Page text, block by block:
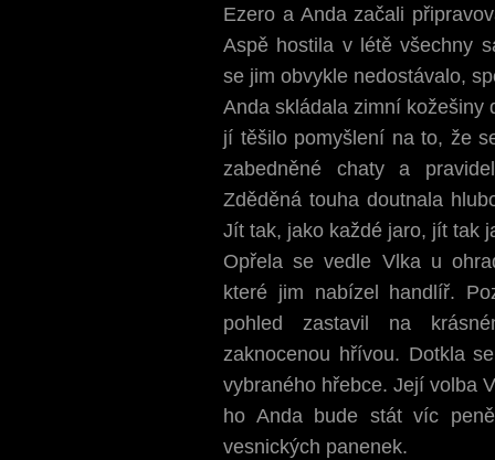
Ezero a Anda začali
Aspě hostila v létě všechny
se jim obvykle nedostávalo,
Anda skládala zimní kožešiny
jí těšilo pomyšlení na to, že
zabedněné chaty a
Zděděná touha doutnala
Jít tak, jako každé jaro, jít tak
Opřela se vedle Vlka u
které jim nabízel handlíř.
pohled zastavil na
zaknocenou hřívou. Dotkla
vybraného hřebce. Její volba
ho Anda bude stát víc
vesnických panenek.